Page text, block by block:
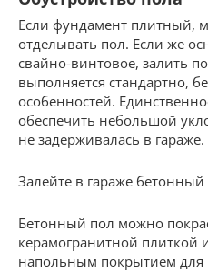
Если фундамент плитный,
отделывать пол. Если же
свайно-винтовое, залить
выполняется стандартно,
особенностей.
обеспечить небольшой
не задерживалась в гараже.
Залейте в гараже бетонный
Бетонный пол можно
керамогранитной плиткой
напольным покрытием для